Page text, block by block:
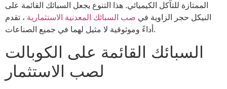
الممتازة للتآكل الكيميائي. هذا التنوع يجعل السبائك القائمة على
النيكل حجر الزاوية في صب السبائك المعدنية الاستثمارية ، تقدم
أداءً وموثوقية لا مثيل لهما في جميع الصناعات.
السبائك القائمة على الكوبالت
لصب الاستثمار